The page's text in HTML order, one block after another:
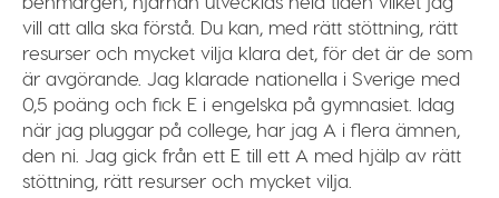
vill att alla ska förstå. Du kan, med rätt stöttning, rätt
resurser och mycket vilja klara det, för det är de som
är avgörande.Jag klarade nationella i Sverige med
0,5 poäng och fick E i engelska på gymnasiet. Idag
när jag pluggar på college, har jag A i flera ämnen,
den ni. Jag gick från ett E till ett A med hjälp av rätt
stöttning, rätt resurser och mycket vilja.